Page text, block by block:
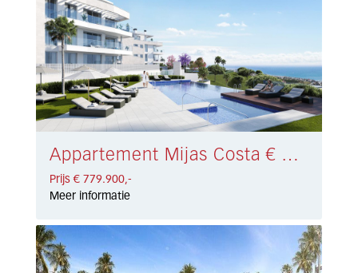
Appartement Mijas Costa € 779.900,-
Prijs € 779.900,-
Meer informatie